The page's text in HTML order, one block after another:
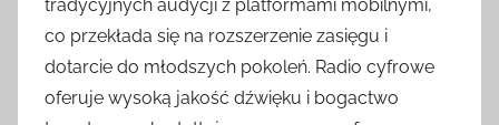
tradycyjnych audycji z platformami mobilnymi,
co przekłada się na rozszerzenie zasięgu i
dotarcie do młodszych pokoleń. Radio cyfrowe
oferuje wysoką jakość dźwięku i bogactwo